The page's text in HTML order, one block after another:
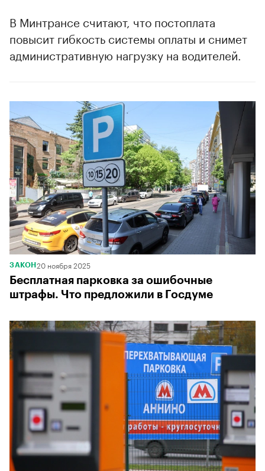
В Минтрансе считают, что постоплата
повысит гибкость системы оплаты и снимет
административную нагрузку на водителей.
ЗАКОН 20 ноября 2025
Бесплатная парковка за ошибочные
штрафы. Что предложили в Госдуме